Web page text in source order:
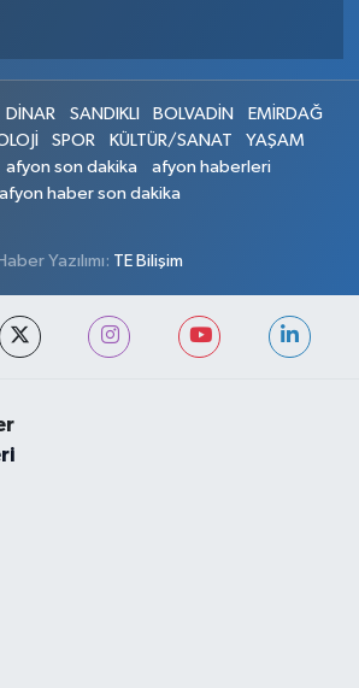
DİNAR SANDIKLI BOLVADİN
EMİRDAĞ
SPOR KÜLTÜR/SANAT
YAŞAM
afyon son dakika
afyon haberleri
afyon haber son dakika
Yazılımı: TE Bilişim